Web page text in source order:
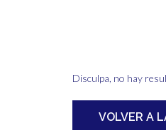
Disculpa, no hay
VOLVER A